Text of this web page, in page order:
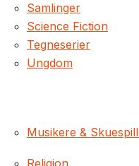
Samlinger
Science Fiction
Tegneserier
Ungdom
Musikere &
Religion